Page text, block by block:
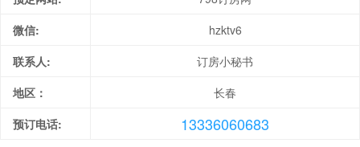
微信:
hzktv6
联系人:
订房小秘书
地区：
长春
预订电话:
13336060683